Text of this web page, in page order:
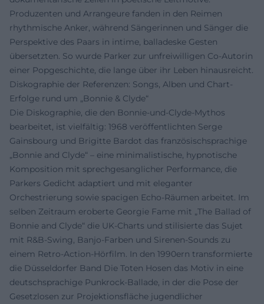
Produzenten und Arrangeure fanden in den Reimen
rhythmische Anker, während Sängerinnen und Sänger die
Perspektive des Paars in intime, balladeske Gesten
übersetzten. So wurde Parker zur unfreiwilligen Co-Autorin
einer Popgeschichte, die lange über ihr Leben hinausreicht.
Diskographie der Referenzen: Songs, Alben und Chart-
Erfolge rund um „Bonnie & Clyde“
Die Diskographie, die den Bonnie-und-Clyde-Mythos
bearbeitet, ist vielfältig: 1968 veröffentlichten Serge
Gainsbourg und Brigitte Bardot das französischsprachige
„Bonnie and Clyde“ – eine minimalistische, hypnotische
Komposition mit sprechgesanglicher Performance, die
Parkers Gedicht adaptiert und mit eleganter
Orchestrierung sowie spacigen Echo-Räumen arbeitet. Im
selben Zeitraum eroberte Georgie Fame mit „The Ballad of
Bonnie and Clyde“ die UK-Charts und stilisierte das Sujet
mit R&B-Swing, Banjo-Farben und Sirenen-Sounds zu
einem Retro-Action-Hörfilm. In den 1990ern transformierte
die Düsseldorfer Band Die Toten Hosen das Motiv in eine
deutschsprachige Punkrock-Ballade, in der die Pose der
Gesetzlosen zur Projektionsfläche jugendlicher